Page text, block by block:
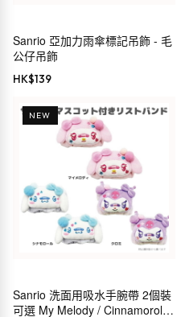
Sanrio 亞加力雨傘標記吊飾 - 毛
公仔吊飾
HK$139
NEW
Sanrio 洗面用吸水手腕帶 2個裝
可選 My Melody / Cinnamoroll /